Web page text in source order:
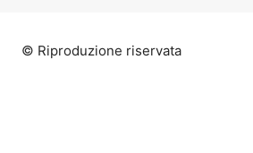
© Riproduzione riservata